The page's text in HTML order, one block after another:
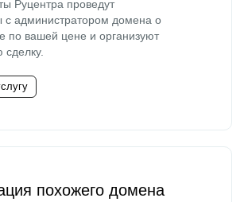
Руцентра проведут
с администратором домена о
по вашей цене и организуют
сделку.
похожего домена